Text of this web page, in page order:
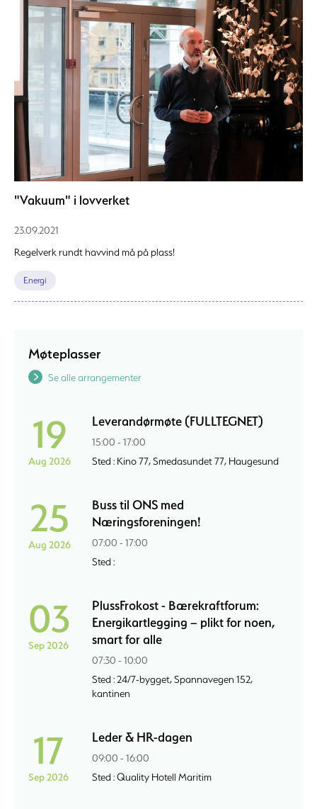
"Vakuum" i lovverket
23.09.2021
Regelverk rundt havvind må på plass!
Energi
Møteplasser
Se alle arrangementer
19
Aug 2026
Leverandørmøte (FULLTEGNET)
15:00 - 17:00
Sted : Kino 77, Smedasundet 77, Haugesund
25
Aug 2026
Buss til ONS med
Næringsforeningen!
07:00 - 17:00
Sted :
03
Sep 2026
PlussFrokost - Bærekraftforum:
Energikartlegging – plikt for noen,
smart for alle
07:30 - 10:00
Sted : 24/7-bygget, Spannavegen 152,
kantinen
17
Sep 2026
Leder & HR-dagen
09:00 - 16:00
Sted : Quality Hotell Maritim